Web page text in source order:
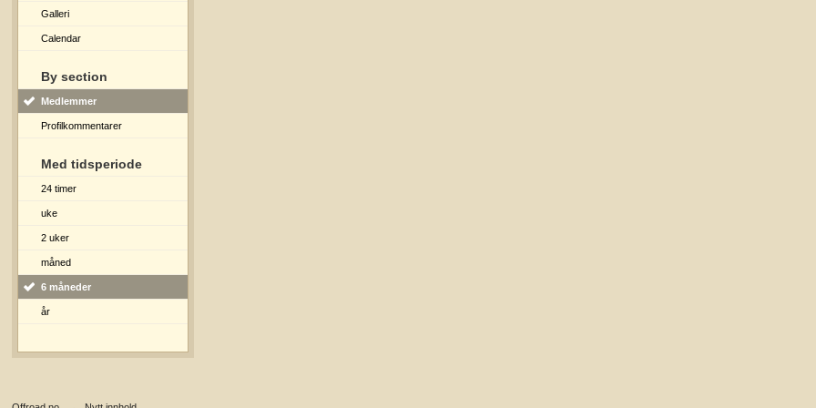
Galleri
Calendar
By section
Medlemmer
Profilkommentarer
Med tidsperiode
24 timer
uke
2 uker
måned
6 måneder
år